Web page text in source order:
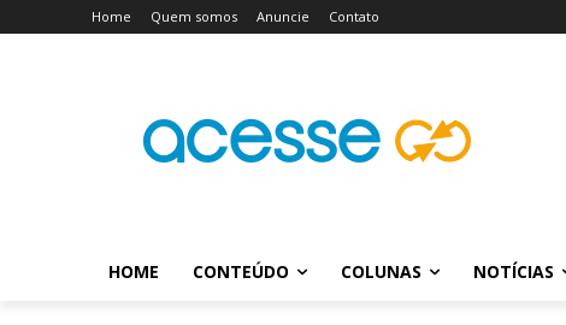
Home Quem somos Anuncie Contato
HOME CONTEÚDO COLUNAS NOTÍCIAS